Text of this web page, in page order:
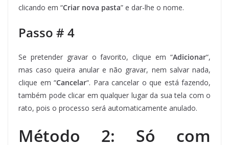
clicando em “Criar nova pasta” e dar-lhe o nome.
Passo # 4
Se pretender gravar o favorito, clique em “Adicionar“,
mas caso queira anular e não gravar, nem salvar nada,
clique em “Cancelar“. Para cancelar o que está fazendo,
também pode clicar em qualquer lugar da sua tela com o
rato, pois o processo será automaticamente anulado.
Método 2: Só com